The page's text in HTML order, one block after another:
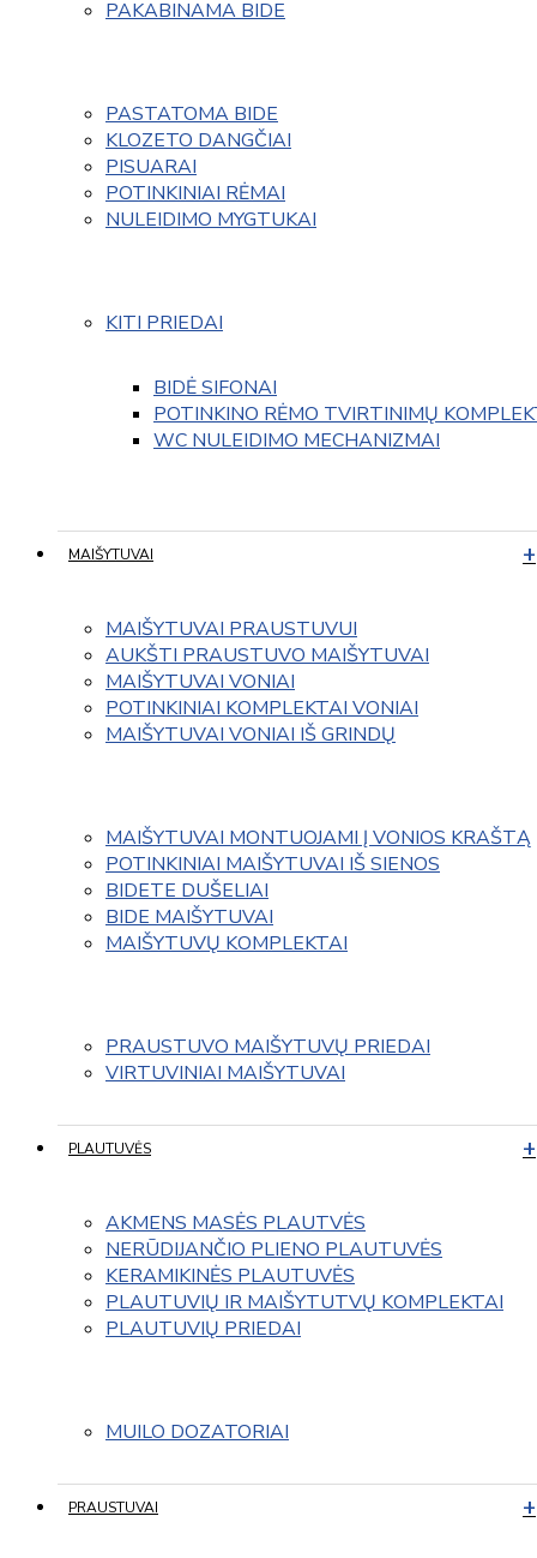
PAKABINAMA BIDE
PASTATOMA BIDE
KLOZETO DANGČIAI
PISUARAI
POTINKINIAI RĖMAI
NULEIDIMO MYGTUKAI
KITI PRIEDAI
BIDĖ SIFONAI
POTINKINO RĖMO TVIRTINIMŲ
WC NULEIDIMO MECHANIZMAI
MAIŠYTUVAI
MAIŠYTUVAI PRAUSTUVUI
AUKŠTI PRAUSTUVO MAIŠYTUVAI
MAIŠYTUVAI VONIAI
POTINKINIAI KOMPLEKTAI VONIAI
MAIŠYTUVAI VONIAI IŠ GRINDŲ
MAIŠYTUVAI MONTUOJAMI Į VONIOS KRAŠTĄ
POTINKINIAI MAIŠYTUVAI IŠ SIENOS
BIDETE DUŠELIAI
BIDE MAIŠYTUVAI
MAIŠYTUVŲ KOMPLEKTAI
PRAUSTUVO MAIŠYTUVŲ PRIEDAI
VIRTUVINIAI MAIŠYTUVAI
PLAUTUVĖS
AKMENS MASĖS PLAUTVĖS
NERŪDIJANČIO PLIENO PLAUTUVĖS
KERAMIKINĖS PLAUTUVĖS
PLAUTUVIŲ IR MAIŠYTUTVŲ KOMPLEKTAI
PLAUTUVIŲ PRIEDAI
MUILO DOZATORIAI
PRAUSTUVAI